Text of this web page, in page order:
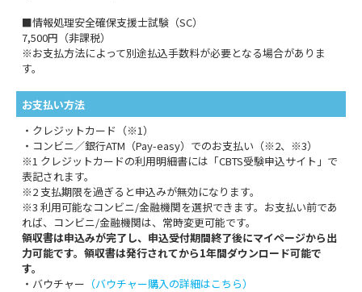
■情報処理安全確保支援士試験（SC）
7,500円（非課税）
※お支払方法によって別途払込手数料が必要となる場合がありま
す。
お支払い方法
・クレジットカード（※1）
・コンビニ／銀行ATM（Pay-easy）でのお支払い（※2、※3）
※1 クレジットカードの利用明細書には「CBTS受験申込サイト」で
表記されます。
※2 支払期限を過ぎると申込みが無効になります。
※3 利用可能なコンビニ/金融機関を選択できます。お支払い前であ
れば、コンビニ/金融機関は、常時変更可能です。
領収書は申込みが完了し、申込受付期間終了後にマイページから出
力可能です。領収書は発行されてから1年間ダウンロード可能で
す。
・バウチャー （バウチャー購入の詳細はこちら）